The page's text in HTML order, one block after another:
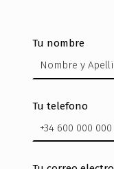
Tu nombre
Tu telefono